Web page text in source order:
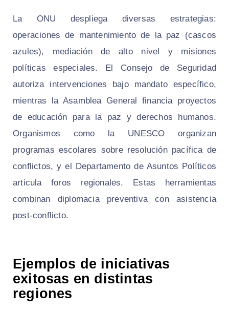
La ONU despliega diversas estrategias:
operaciones de mantenimiento de la paz (cascos
azules), mediación de alto nivel y misiones
políticas especiales. El Consejo de Seguridad
autoriza intervenciones bajo mandato específico,
mientras la Asamblea General financia proyectos
de educación para la paz y derechos humanos.
Organismos como la UNESCO organizan
programas escolares sobre resolución pacífica de
conflictos, y el Departamento de Asuntos Políticos
articula foros regionales. Estas herramientas
combinan diplomacia preventiva con asistencia
post-conflicto.
Ejemplos de iniciativas
exitosas en distintas
regiones